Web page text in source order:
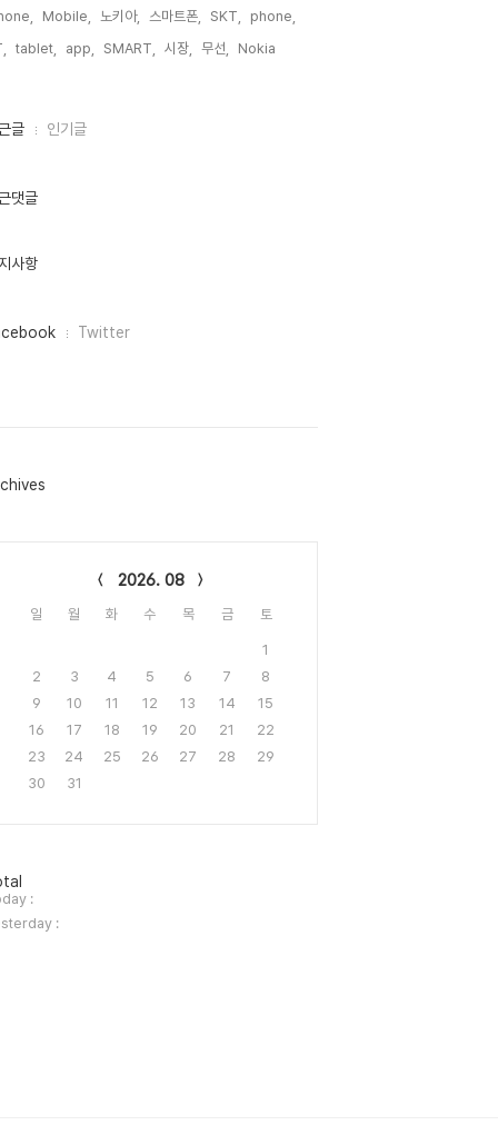
Mobile, 노키아, 스마트폰, SKT,
phone,
tablet, app, SMART, 시장, 무선, Nokia,
글 인기글
댓글
사항
Twitter
2026. 08
일 월 화 수 목 금 토
1
2
3 4 5 6 7
8
9
10 11 12 13 14
15
16
17 18 19 20 21
22
23
24 25 26 27 28
29
30
31
:
: